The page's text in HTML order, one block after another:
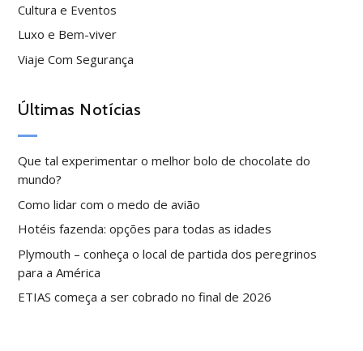
Cultura e Eventos
Luxo e Bem-viver
Viaje Com Segurança
Últimas Notícias
Que tal experimentar o melhor bolo de chocolate do
mundo?
Como lidar com o medo de avião
Hotéis fazenda: opções para todas as idades
Plymouth – conheça o local de partida dos peregrinos
para a América
ETIAS começa a ser cobrado no final de 2026